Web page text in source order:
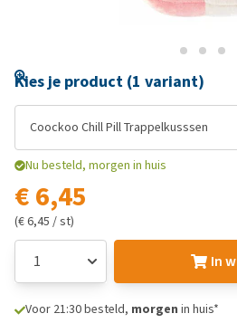
Kies je product (1 variant)
Coockoo Chill Pill Trappelkusssen
Nu besteld, morgen in huis
€ 6,45
(€ 6,45 / st)
In
Voor 21:30 besteld, morgen in huis*